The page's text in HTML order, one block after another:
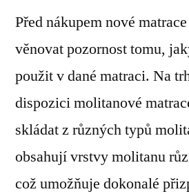
Před nákupem nové
věnovat pozornost tomu,
použit v dané matraci. Na
dispozici molitanové
skládat z různých typů
obsahují vrstvy molitanu
což umožňuje dokonalé